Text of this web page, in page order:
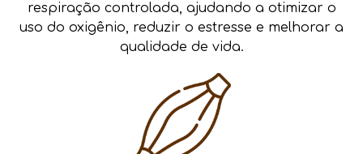
respiração controlada, ajudando a otimizar o
uso do oxigênio, reduzir o estresse e melhorar a
qualidade de vida.